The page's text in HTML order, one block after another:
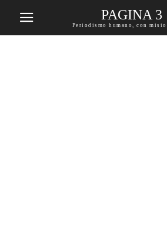
PAGINA 3
Periodismo humano, con